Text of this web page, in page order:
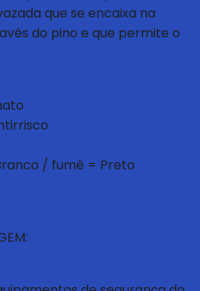
que se encaixa na
do pino e que permite o
/ fumê = Preto